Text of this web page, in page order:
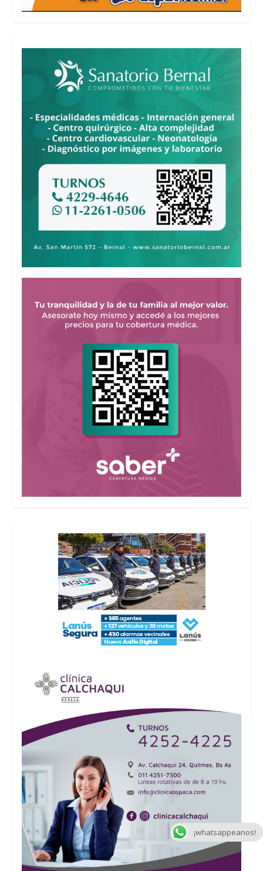
¡whatsappeanos!